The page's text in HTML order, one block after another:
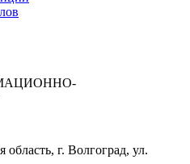
область, г. Волгоград, ул.